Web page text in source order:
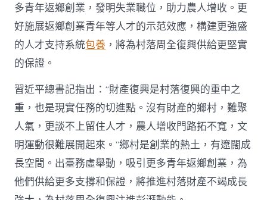
多青年返鄉創業，發明失業職位，助力農人增收。更
好施展返鄉創業青年等人才的示范效應，構建更強盛
的人才支持系統包養 ，將為村落周全復興供給更堅實
的保證。
習近平總書記指出：“財產復興是村落復興的重中之
重，也是現實任務的切進點。沒有財產的鄉村，難聚
人氣，更談不上留住人才，農人增收門路拓不寬，文
明運動很難展開起來。”鄉村是創業的熱土，有遼闊成
長空間。出臺務虛舉動，吸引更多青年返鄉創業，為
他們供給更多支撐和保證，將推進村落財產不竭成長